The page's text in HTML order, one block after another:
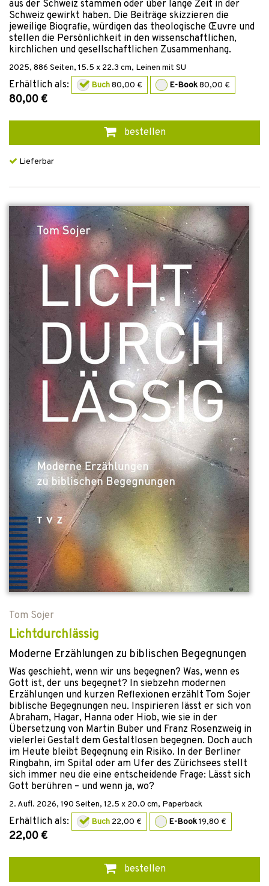
aus der Schweiz stammen oder über lange Zeit in der
Schweiz gewirkt haben. Die Beiträge skizzieren die
jeweilige Biografie, würdigen das theologische Œuvre und
stellen die Persönlichkeit in den wissenschaftlichen,
kirchlichen und gesellschaftlichen Zusammenhang.
2025, 886 Seiten, 15.5 x 22.3 cm, Leinen mit SU
Erhältlich als: Buch80,00 € E-Book80,00 €
80,00 €
bestellen
Lieferbar
Tom Sojer
Lichtdurchlässig
Moderne Erzählungen zu biblischen Begegnungen
Was geschieht, wenn wir uns begegnen? Was, wenn es
Gott ist, der uns begegnet? In siebzehn modernen
Erzählungen und kurzen Reflexionen erzählt Tom Sojer
biblische Begegnungen neu. Inspirieren lässt er sich von
Abraham, Hagar, Hanna oder Hiob, wie sie in der
Übersetzung von Martin Buber und Franz Rosenzweig in
vielerlei Gestalt dem Gestaltlosen begegnen. Doch auch
im Heute bleibt Begegnung ein Risiko. In der Berliner
Ringbahn, im Spital oder am Ufer des Zürichsees stellt
sich immer neu die eine entscheidende Frage: Lässt sich
Gott berühren – und wenn ja, wo?
2. Aufl. 2026, 190 Seiten, 12.5 x 20.0 cm, Paperback
Erhältlich als: Buch 22,00 € E-Book19,80 €
22,00 €
bestellen